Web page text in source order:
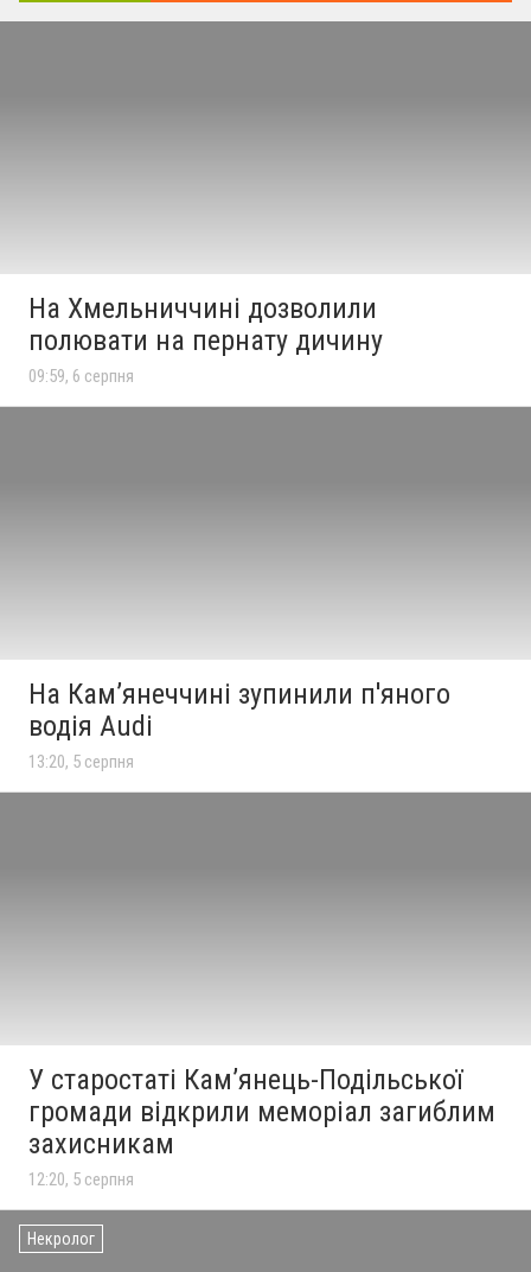
На Хмельниччині дозволили
полювати на пернату дичину
09:59, 6 серпня
На Камʼянеччині зупинили п'яного
водія Audi
13:20, 5 серпня
У старостаті Кам’янець-Подільської
громади відкрили меморіал загиблим
захисникам
12:20, 5 серпня
Некролог